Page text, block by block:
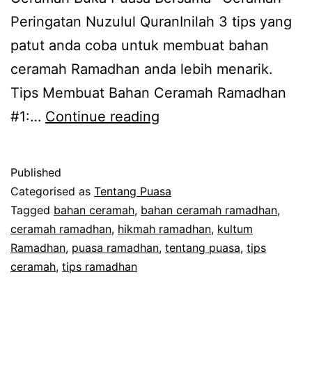
Peringatan Nuzulul QuranInilah 3 tips yang
patut anda coba untuk membuat bahan
ceramah Ramadhan anda lebih menarik.
Tips Membuat Bahan Ceramah Ramadhan
#1:… Continue reading
Ceramah
Ramadhan
yang
Menarik
Published
Categorised as Tentang Puasa
Tagged bahan ceramah, bahan ceramah ramadhan,
ceramah ramadhan, hikmah ramadhan, kultum
Ramadhan, puasa ramadhan, tentang puasa, tips
ceramah, tips ramadhan